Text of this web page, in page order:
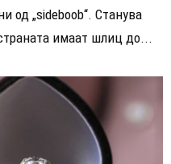
од „sideboob“. Станува
имаат шлиц до...